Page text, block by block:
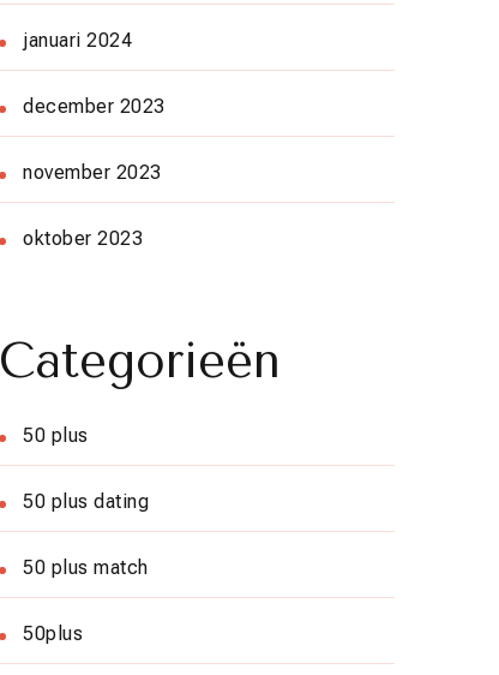
januari 2024
december 2023
november 2023
oktober 2023
Categorieën
50 plus
50 plus dating
50 plus match
50plus